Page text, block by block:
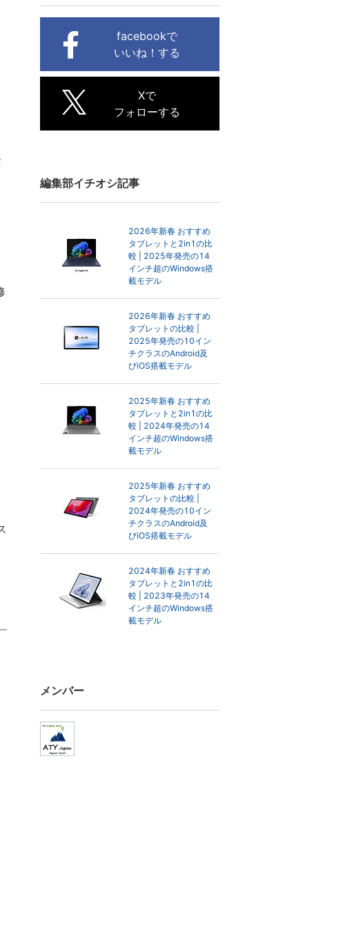
facebookで
いいね！する
Xで
フォローする
編集部イチオシ記事
2026年新春 おすすめ
タブレットと2in1の比
較 | 2025年発売の14
インチ超のWindows搭
載モデル
2026年新春 おすすめ
タブレットの比較 |
2025年発売の10イン
チクラスのAndroid及
びiOS搭載モデル
2025年新春 おすすめ
タブレットと2in1の比
較 | 2024年発売の14
インチ超のWindows搭
載モデル
2025年新春 おすすめ
タブレットの比較 |
2024年発売の10イン
チクラスのAndroid及
びiOS搭載モデル
2024年新春 おすすめ
タブレットと2in1の比
較 | 2023年発売の14
インチ超のWindows搭
載モデル
メンバー